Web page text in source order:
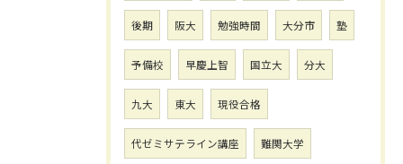
後期 阪大 勉強時間 大分市 塾
予備校 早慶上智 国立大 分大
九大 東大 現役合格
代ゼミサテライン講座 難関大学